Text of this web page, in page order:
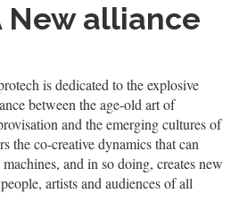
New alliance
is dedicated to the explosive
between the age-old art of
and the emerging cultures of
the co-creative dynamics that can
and in so doing, creates new
artists and audiences of all